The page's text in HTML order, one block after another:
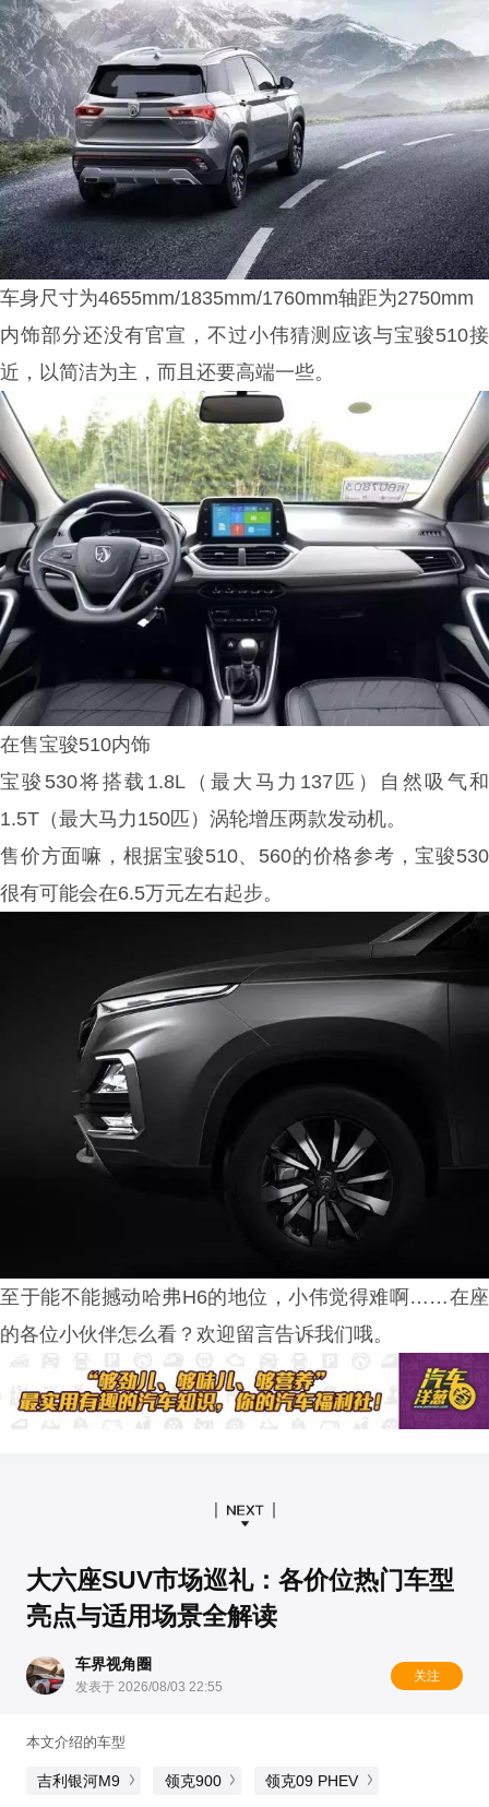
车身尺寸为4655mm/1835mm/1760mm轴距为2750mm
内饰部分还没有官宣，不过小伟猜测应该与宝骏510接
近，以简洁为主，而且还要高端一些。
在售宝骏510内饰
宝骏530将搭载 1.8L（最大马力137匹）自然吸气和
1.5T（最大马力150匹）涡轮增压两款发动机。
售价方面嘛，根据宝骏510、560的价格参考，宝骏530
很有可能会在6.5万元左右起步。
至于能不能撼动哈弗H6的地位，小伟觉得难啊……在座
的各位小伙伴怎么看？欢迎留言告诉我们哦。
大六座SUV市场巡礼：各价位热门车型
亮点与适用场景全解读
车界视角圈
发表于 2026/08/03 22:55
关注
本文介绍的车型
吉利银河M9 领克900 领克09 PHEV